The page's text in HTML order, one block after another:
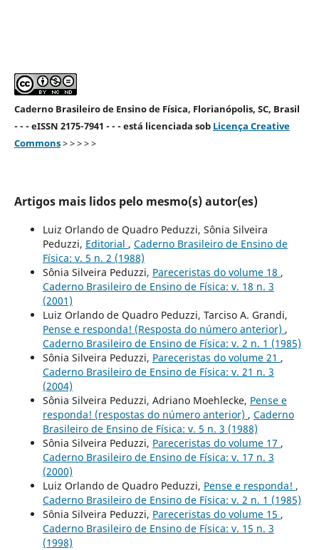
Caderno Brasileiro de Ensino de Física, Florianópolis, SC, Brasil
- - - eISSN 2175-7941 - - - está licenciada sob Licença Creative
Commons> > > > >
Artigos mais lidos pelo mesmo(s) autor(es)
Luiz Orlando de Quadro Peduzzi, Sônia Silveira
Peduzzi, Editorial , Caderno Brasileiro de Ensino de
Física: v. 5 n. 2 (1988)
Sônia Silveira Peduzzi, Pareceristas do volume 18 ,
Caderno Brasileiro de Ensino de Física: v. 18 n. 3
(2001)
Luiz Orlando de Quadro Peduzzi, Tarciso A. Grandi,
Pense e responda! (Resposta do número anterior) ,
Caderno Brasileiro de Ensino de Física: v. 2 n. 1 (1985)
Sônia Silveira Peduzzi, Pareceristas do volume 21 ,
Caderno Brasileiro de Ensino de Física: v. 21 n. 3
(2004)
Sônia Silveira Peduzzi, Adriano Moehlecke, Pense e
responda! (respostas do número anterior) , Caderno
Brasileiro de Ensino de Física: v. 5 n. 3 (1988)
Sônia Silveira Peduzzi, Pareceristas do volume 17 ,
Caderno Brasileiro de Ensino de Física: v. 17 n. 3
(2000)
Luiz Orlando de Quadro Peduzzi, Pense e responda! ,
Caderno Brasileiro de Ensino de Física: v. 2 n. 1 (1985)
Sônia Silveira Peduzzi, Pareceristas do volume 15 ,
Caderno Brasileiro de Ensino de Física: v. 15 n. 3
(1998)